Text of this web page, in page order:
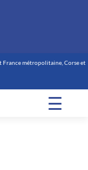
France métropolitaine, Corse et
☰